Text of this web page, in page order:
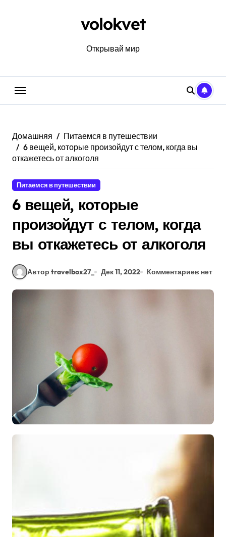
volokvet
Открывай мир
Домашняя
Питаемся в путешествии
6 вещей, которые произойдут с телом, когда вы
откажетесь от алкоголя
Питаемся в путешествии
6 вещей, которые
произойдут с телом, когда
вы откажетесь от алкоголя
Автор travelbox27_ Дек 11, 2022 Комментариев нет